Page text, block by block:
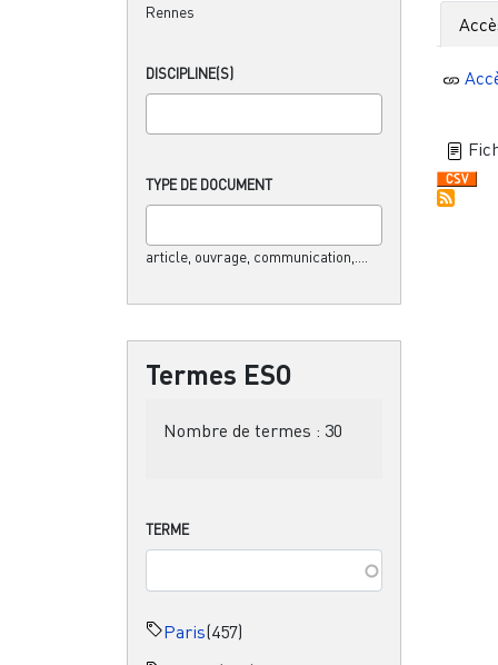
Rennes
DISCIPLINE(S)
TYPE DE DOCUMENT
article, ouvrage, communication,....
Termes ESO
Nombre de termes : 30
TERME
Paris(457)